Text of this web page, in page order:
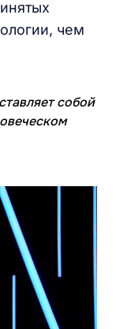
чем
собой